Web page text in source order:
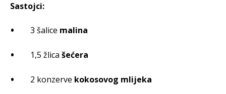
Sastojci:
3 šalice malina
1,5 žlica šećera
2 konzerve kokosovog mlijeka